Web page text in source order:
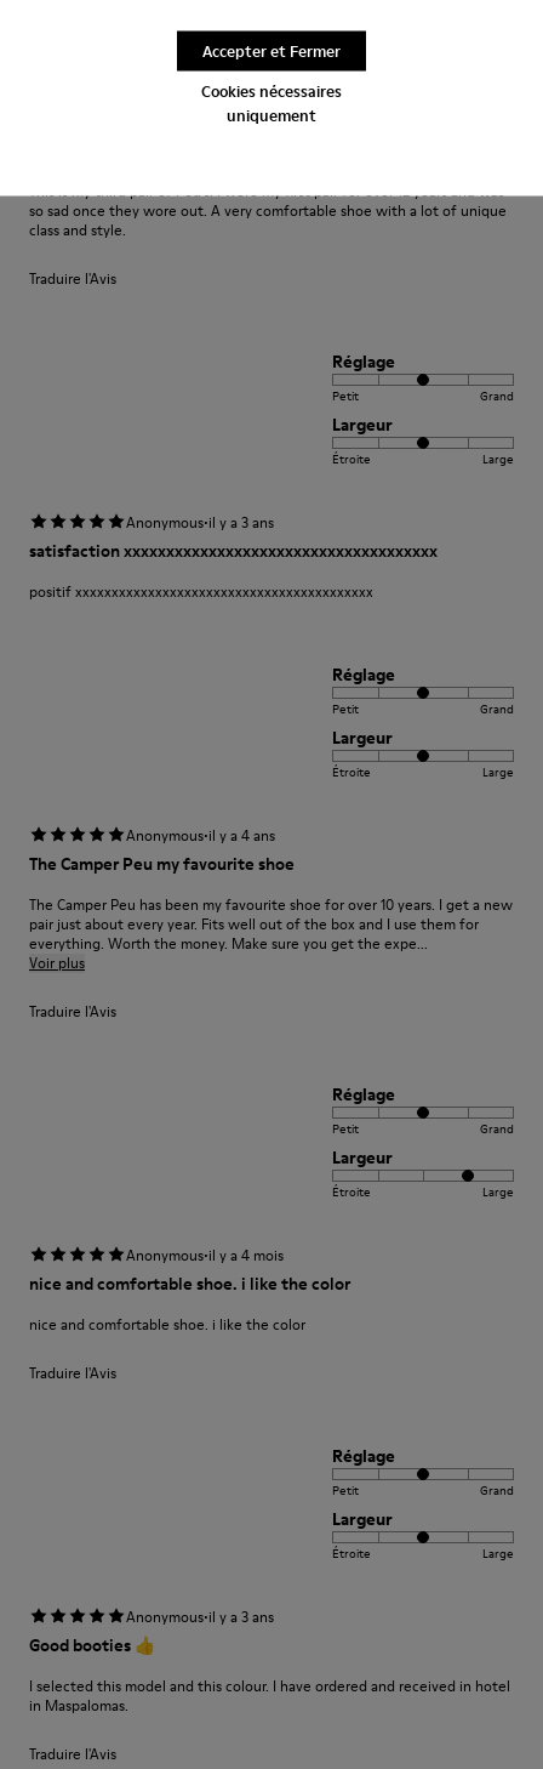
Cookies nécessaires
uniquement
Accepter et Fermer
Largeur
Étroite
il y a 2 ans
This is my third pair of Peu’s. I wore my first pair for over 12 years and was
so sad once they wore out. A very comfortable shoe with a lot of unique
class and style.
Traduire l'Avis
Réglage
Petit Grand
Largeur
Étroite Large
Anonymous·il y a 3 ans
satisfaction xxxxxxxxxxxxxxxxxxxxxxxxxxxxxxxxxxxxx
positif xxxxxxxxxxxxxxxxxxxxxxxxxxxxxxxxxxxxxxxxx
Réglage
Petit Grand
Largeur
Étroite Large
Anonymous·il y a 4 ans
The Camper Peu my favourite shoe
The Camper Peu has been my favourite shoe for over 10 years. I get a new
pair just about every year. Fits well out of the box and I use them for
everything. Worth the money. Make sure you get the expe...
Voir plus
Traduire l'Avis
Réglage
Petit Grand
Largeur
Étroite Large
Anonymous·il y a 4 mois
nice and comfortable shoe. i like the color
nice and comfortable shoe. i like the color
Traduire l'Avis
Réglage
Petit Grand
Largeur
Étroite Large
Anonymous·il y a 3 ans
Good booties 👍
I selected this model and this colour. I have ordered and received in hotel
in Maspalomas.
Traduire l'Avis